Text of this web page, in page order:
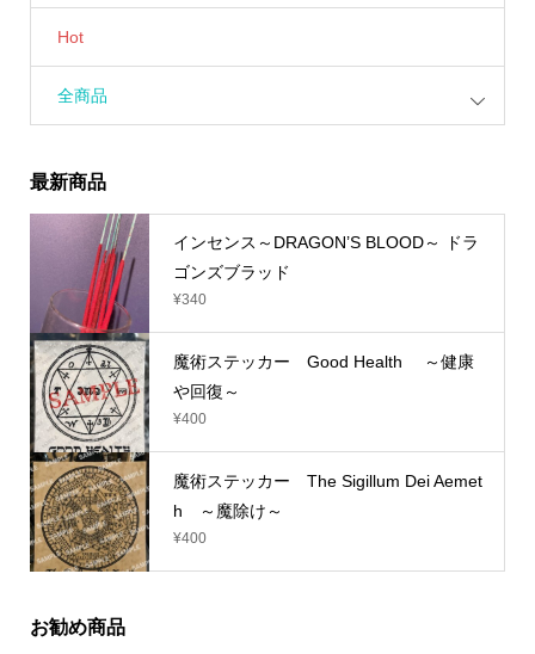
Hot
全商品
最新商品
インセンス～DRAGON’S BLOOD～ ドラ
ゴンズブラッド
¥340
魔術ステッカー Good Health ～健康
や回復～
¥400
魔術ステッカー The Sigillum Dei Aemet
h ～魔除け～
¥400
お勧め商品